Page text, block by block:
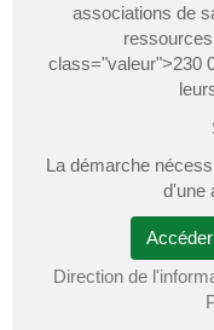
associations de
class="valeur">230
La démarche
d'une
Direction de